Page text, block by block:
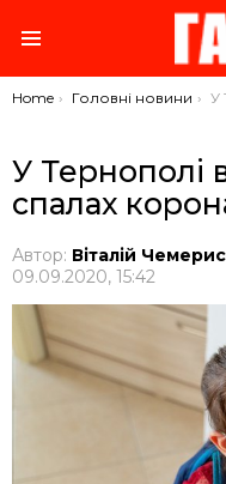
You are here:
Home Головні новини У
У Тернополі
спалах
Автор: Віталій Чемерис
09.09.2020, 15:42